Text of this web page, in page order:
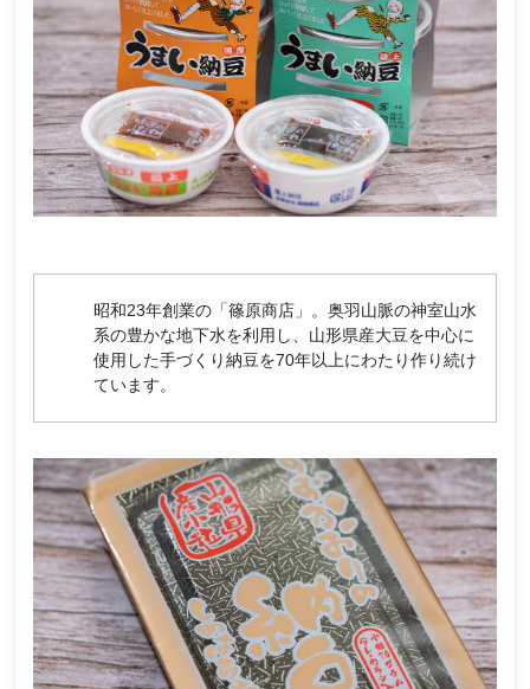
昭和23年創業の「篠原商店」。奥羽山脈の神室山水
系の豊かな地下水を利用し、山形県産大豆を中心に
使用した手づくり納豆を70年以上にわたり作り続け
ています。